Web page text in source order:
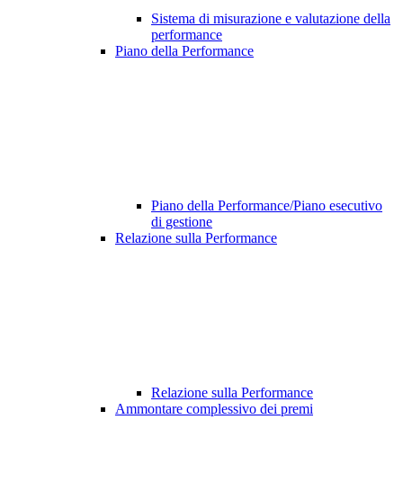
Sistema di misurazione e valutazione della
performance
Piano della Performance
Piano della Performance/Piano esecutivo
di gestione
Relazione sulla Performance
Relazione sulla Performance
Ammontare complessivo dei premi